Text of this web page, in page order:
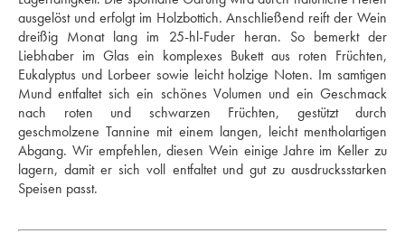
ausgelöst und erfolgt im Holzbottich. Anschließend reift der Wein
dreißig Monat lang im 25-hl-Fuder heran. So bemerkt der
Liebhaber im Glas ein komplexes Bukett aus roten Früchten,
Eukalyptus und Lorbeer sowie leicht holzige Noten. Im samtigen
Mund entfaltet sich ein schönes Volumen und ein Geschmack
nach roten und schwarzen Früchten, gestützt durch
geschmolzene Tannine mit einem langen, leicht mentholartigen
Abgang. Wir empfehlen, diesen Wein einige Jahre im Keller zu
lagern, damit er sich voll entfaltet und gut zu ausdrucksstarken
Speisen passt.